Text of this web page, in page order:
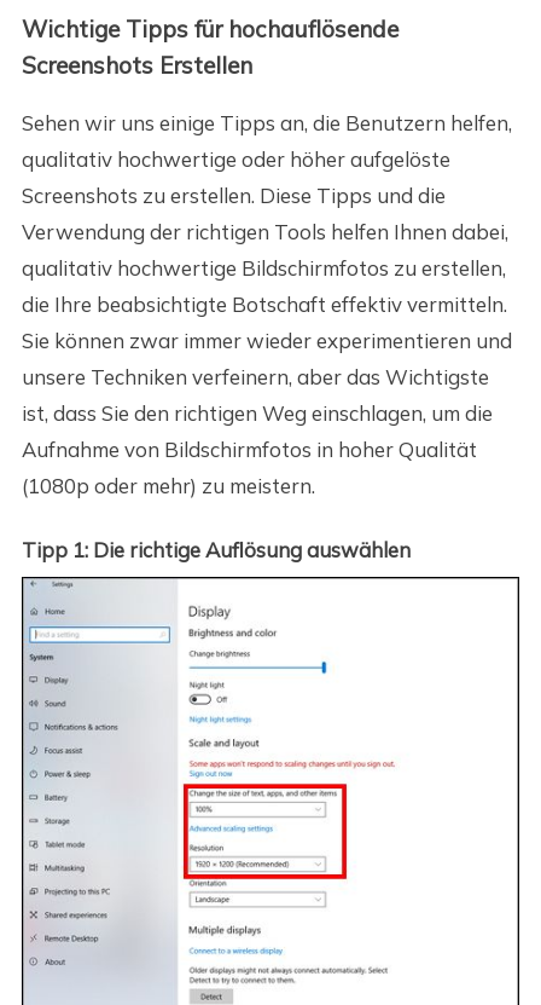
Wichtige Tipps für hochauflösende
Screenshots Erstellen
Sehen wir uns einige Tipps an, die Benutzern helfen,
qualitativ hochwertige oder höher aufgelöste
Screenshots zu erstellen. Diese Tipps und die
Verwendung der richtigen Tools helfen Ihnen dabei,
qualitativ hochwertige Bildschirmfotos zu erstellen,
die Ihre beabsichtigte Botschaft effektiv vermitteln.
Sie können zwar immer wieder experimentieren und
unsere Techniken verfeinern, aber das Wichtigste
ist, dass Sie den richtigen Weg einschlagen, um die
Aufnahme von Bildschirmfotos in hoher Qualität
(1080p oder mehr) zu meistern.
Tipp 1: Die richtige Auflösung auswählen